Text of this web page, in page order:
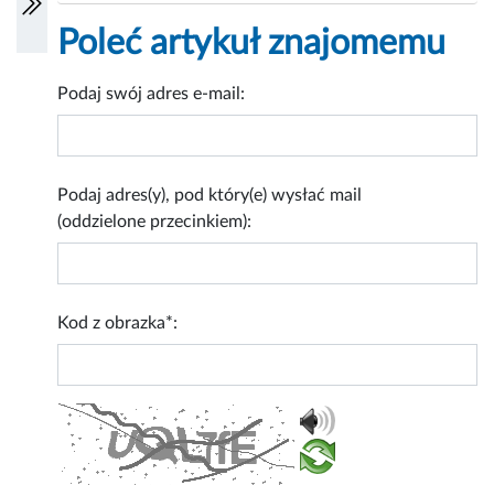
Poleć artykuł znajomemu
Podaj swój adres e-mail:
Podaj adres(y), pod który(e) wysłać mail
(oddzielone przecinkiem):
Kod z obrazka*: